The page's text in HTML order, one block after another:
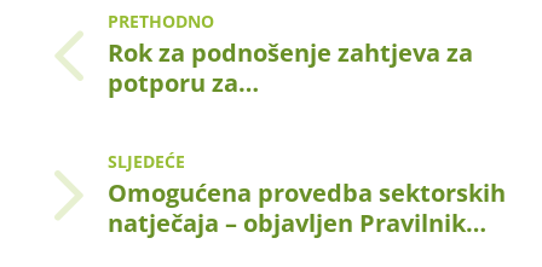
PRETHODNO
Rok za podnošenje zahtjeva za
potporu za…
SLJEDEĆE
Omogućena provedba sektorskih
natječaja – objavljen Pravilnik…